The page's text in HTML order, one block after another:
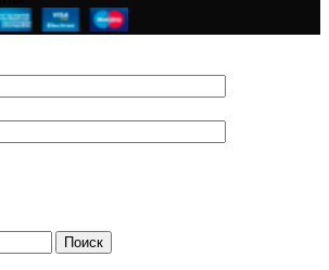
Поиск